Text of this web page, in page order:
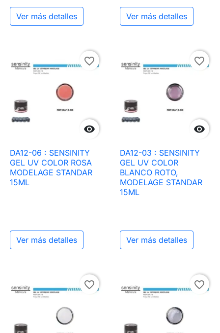
Ver más detalles Ver más detalles

favorite_border
DA12-06 : SENSINITY
GEL UV COLOR ROSA
MODELAGE STANDAR
15ML
Ver más detalles

favorite_border
DA12-03 : SENSINITY
GEL UV COLOR
BLANCO ROTO,
MODELAGE STANDAR
15ML
Ver más detalles
favorite_border favorite_border